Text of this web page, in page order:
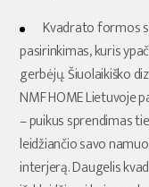
Kvadrato formos
pasirinkimas, kuris
gerbėjų. Šiuolaikiško
NMF HOME Lietuvoje
– puikus sprendimas
leidžiančio savo
interjerą. Daugelis